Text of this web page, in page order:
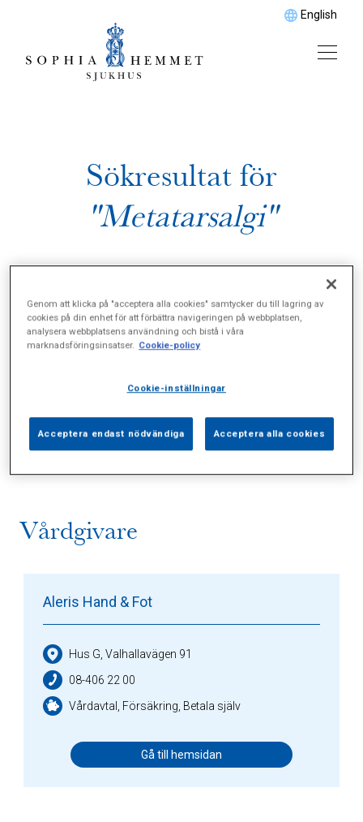
English
Sökresultat för
"Metatarsalgi"
Sidor (0) Press (0) Sophianytt (0)
Vårdgivare
Aleris Hand & Fot
Hus G, Valhallavägen 91
08-406 22 00
Vårdavtal, Försäkring, Betala själv
Gå till hemsidan
Genom att klicka på "acceptera alla cookies" samtycker du till lagring av
cookies på din enhet för att förbättra navigeringen på webbplatsen,
analysera webbplatsens användning och bistå i våra
marknadsföringsinsatser. Cookie-policy
Cookie-inställningar
Acceptera endast nödvändiga Acceptera alla cookies